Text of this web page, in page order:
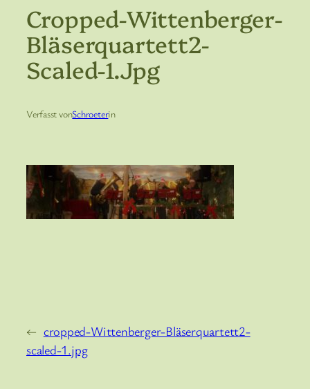
Cropped-Wittenberger-
Bläserquartett2-
Scaled-1.jpg
Verfasst vonSchroeterin
← cropped-Wittenberger-Bläserquartett2-
scaled-1.jpg